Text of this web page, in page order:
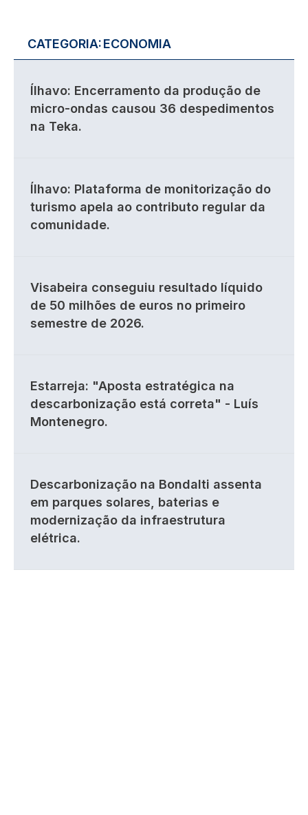
CATEGORIA:ECONOMIA
Ílhavo: Encerramento da produção de
micro-ondas causou 36 despedimentos
na Teka.
Ílhavo: Plataforma de monitorização do
turismo apela ao contributo regular da
comunidade.
Visabeira conseguiu resultado líquido
de 50 milhões de euros no primeiro
semestre de 2026.
Estarreja: "Aposta estratégica na
descarbonização está correta" - Luís
Montenegro.
Descarbonização na Bondalti assenta
em parques solares, baterias e
modernização da infraestrutura
elétrica.